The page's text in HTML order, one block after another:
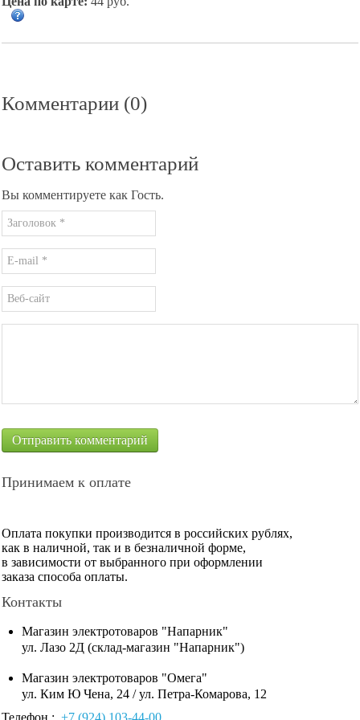
Комментарии (0)
Оставить комментарий
Вы комментируете как Гость.
Принимаем к оплате
Оплата покупки производится в российских рублях,
как в наличной, так и в безналичной форме,
в зависимости от выбранного при оформлении
заказа способа оплаты.
Контакты
Магазин электротоваров "Напарник"
ул. Лазо 2Д (склад-магазин "Напарник")
Магазин электротоваров "Омега"
ул. Ким Ю Чена, 24 / ул. Петра-Комарова, 12